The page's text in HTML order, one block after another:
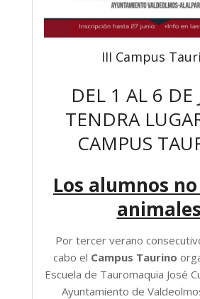
III Campus
DEL 1 AL 6 DE
TENDRA
CAMPUS
Los alumnos
animales
Por tercer verano
cabo el Campus Taurino
Escuela de Tauromaquia José
Ayuntamiento de